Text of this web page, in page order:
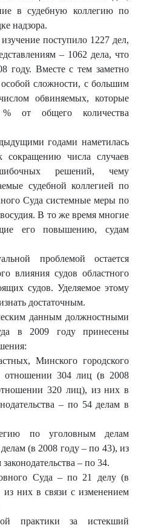
в судебную коллегию по
надзора.
поступило 1227 дел,
– 1062 дела, что
году. Вместе с тем заметно
особой сложности, с большим
обвиняемых, которые
от общего количества
годами наметилась
сокращению числа случаев
решений, чему
судебной коллегией по
Суда системные меры по
В то же время многие
его повышению, судам
проблемой остается
влияния судов областного
судов. Уделяемое этому
достаточным.
данным должностными
в 2009 году принесены
Минского городского
отношении 304 лиц (в 2008
320 лиц), из них в
– по 54 делам в
по уголовным делам
(в 2008 году – по 43), из
– по 34.
Суда – по 21 делу (в
них в связи с изменением
практики за истекший